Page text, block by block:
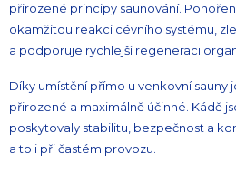
přirozené principy saunování.
okamžitou reakci cévního systému,
a podporuje rychlejší regeneraci
Díky umístění přímo u venkovní sauny
přirozené a maximálně účinné. Kádě
poskytovaly stabilitu, bezpečnost a
a to i při častém provozu.